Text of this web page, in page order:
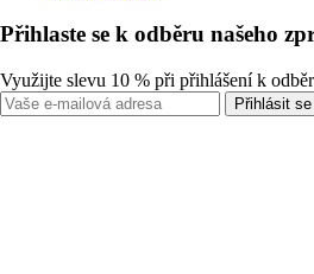
Přihlaste se k odběru našeho
Využijte slevu 10 % při přihlášení k
Přihlásit